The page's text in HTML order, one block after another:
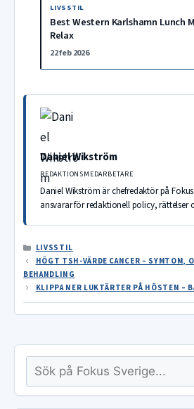
LIVSSTIL
Best Western Karlshamn Lunch
Relax
22 feb 2026
Daniel Wikström
REDAKTIONSMEDARBETARE
Daniel Wikström är chefredaktör på
ansvarar för redaktionell policy, rättelser
KATEGORIER
LIVSSTIL
HÖGT TSH-VÄRDE CANCER – SYMTOM,
BEHANDLING
KLIPPA NER LUKTÄRTER PÅ HÖSTEN –
Sök